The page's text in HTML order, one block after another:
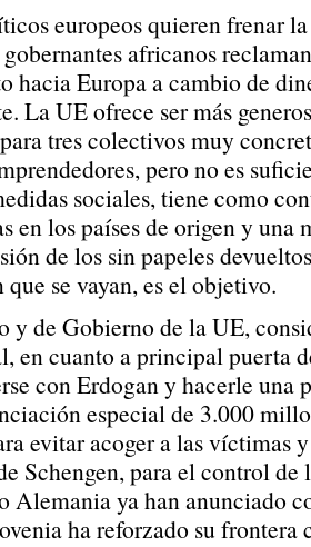
europeos quieren frenar
africanos
hacia Europa a cambio de
La UE ofrece ser más
tres colectivos muy
pero no es
sociales, tiene como
en los países de origen y una
de los sin papeles
se vayan, es el objetivo.
y de Gobierno de la UE,
en cuanto a principal puerta
con Erdogan y hacerle una
especial de 3.000
evitar acoger a las víctimas
Schengen, para el control de
Alemania ya han anunciado
ha reforzado su frontera